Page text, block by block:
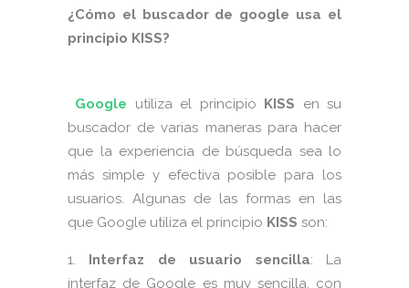
¿Cómo el buscador de google usa el
principio KISS?
Google utiliza el principio KISS en su
buscador de varias maneras para hacer
que la experiencia de búsqueda sea lo
más simple y efectiva posible para los
usuarios. Algunas de las formas en las
que Google utiliza el principio KISS son:
Interfaz de usuario sencilla: La
interfaz de Google es muy sencilla, con